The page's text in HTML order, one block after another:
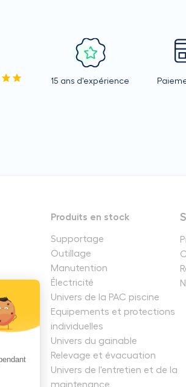
15 ans d'expérience
Produits en stock
Supportage
Outillage
Manutention
Électricité
Univers de la PAC piscine
Equipements et protections
individuelles
Univers du gainable
Relevage et évacuation
Univers de l'entretien et de la
maintenance